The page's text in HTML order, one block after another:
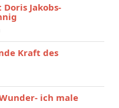
Jakobs-
Kraft des
ich male